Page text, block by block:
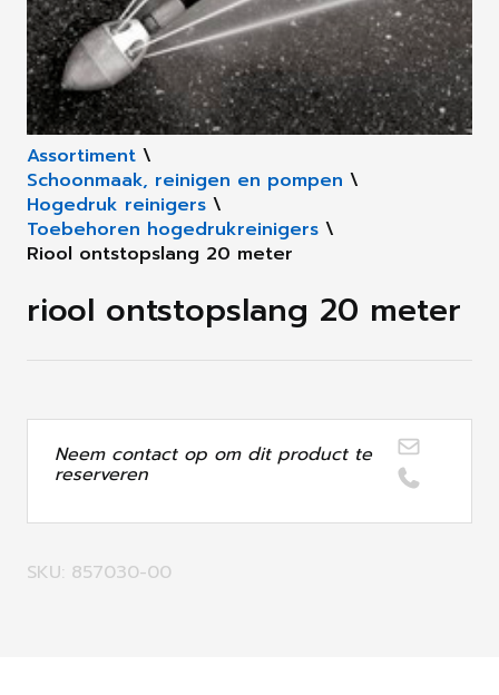
Assortiment \
Schoonmaak, reinigen en pompen \
Hogedruk reinigers \
Toebehoren hogedrukreinigers \
Riool ontstopslang 20 meter
riool ontstopslang 20 meter
Neem contact op om dit product te
reserveren
SKU: 857030-00